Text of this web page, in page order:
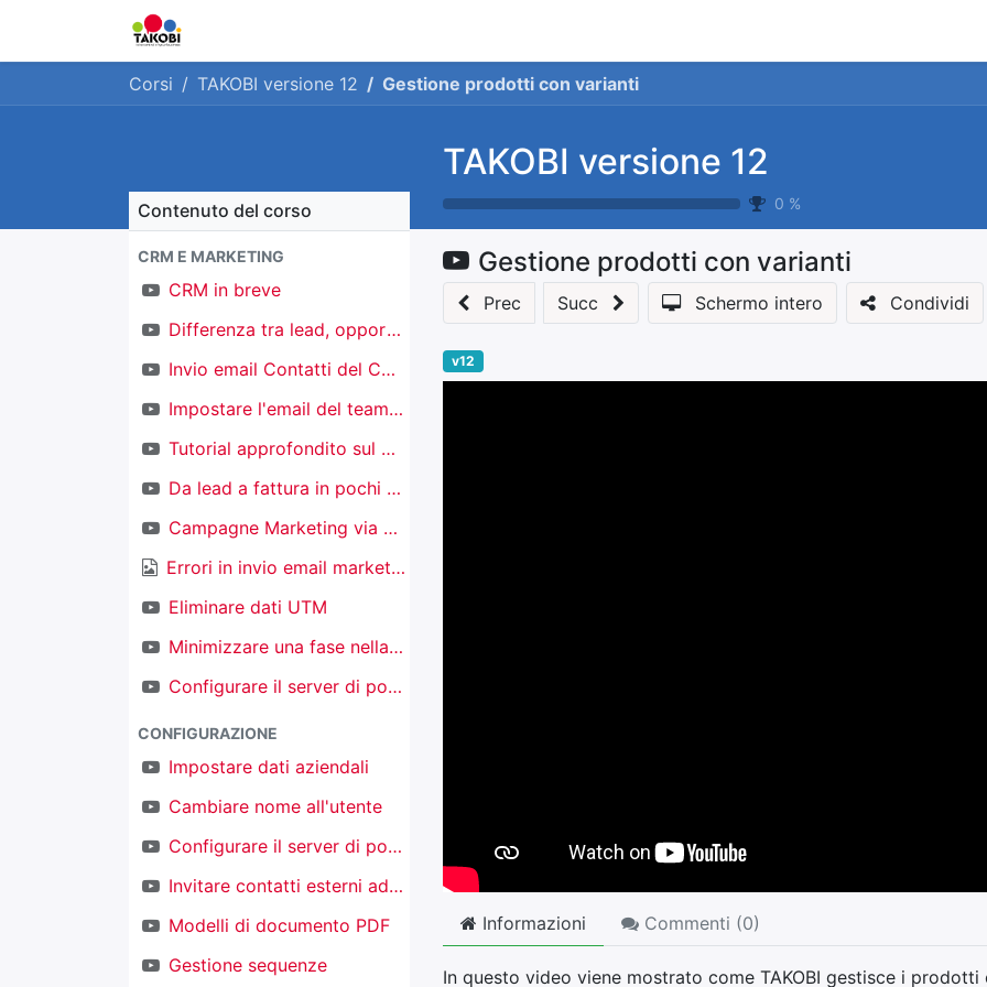
Corsi TAKOBI versione 12 Gestione prodotti con varianti
TAKOBI versione 12
0 %
Contenuto del corso
CRM E MARKETING
CRM in breve
Differenza tra lead, opportunità e contatti
Invio email Contatti del CRM
Impostare l'email del team di vendita
Tutorial approfondito sul CRM
Da lead a fattura in pochi click
Campagne Marketing via email
Errori in invio email marketing
Eliminare dati UTM
Minimizzare una fase nella kanban nel CRM
Configurare il server di posta in ingresso per creare nuovi oggetti
CONFIGURAZIONE
Impostare dati aziendali
Cambiare nome all'utente
Configurare il server di posta in uscita
Invitare contatti esterni ad accedere al proprio TAKOBI
Modelli di documento PDF
Gestione sequenze
Gestione prodotti con varianti
Prec Succ Schermo intero Condividi
v12
Informazioni Commenti (0)
In questo video viene mostrato come TAKOBI gestisce i prodotti